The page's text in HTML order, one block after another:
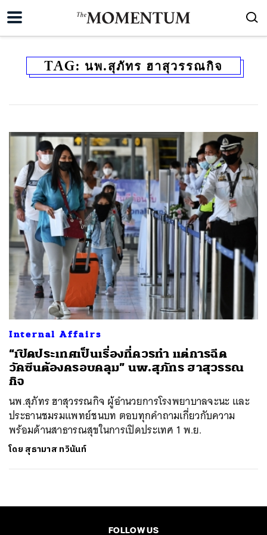
TAG: นพ.สุภัทร ฮาสุวรรณกิจ
Internal Affairs
“เปิดประเทศเป็นเรื่องที่ควรทำ แต่การฉีด
วัคซีนต้องครอบคลุม” นพ.สุภัทร ฮาสุวรรณ
กิจ
นพ.สุภัทร ฮาสุวรรณกิจ ผู้อำนวยการโรงพยาบาลจะนะ และ
ประธานชมรมแพทย์ชนบท ตอบทุกคำถามเกี่ยวกับความ
พร้อมด้านสาธารณสุขในการเปิดประเทศ 1 พ.ย.
โดย สุธามาส ทวินันท์
FOLLOW US
ค้นหา
SHARE TWEET LINE EMAIL